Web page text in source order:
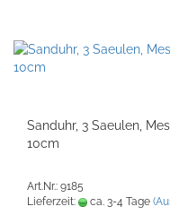
Sanduhr, 3 Saeulen,
10cm
Art.Nr.: 9185
Lieferzeit:
ca. 3-4 Tage